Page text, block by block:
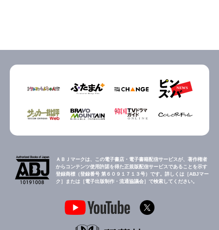
ＡＢＪマークは、この電子書店・電子書籍配信サービスが、著作権者
からコンテンツ使用許諾を得た正規版配信サービスであることを示す
登録商標（登録番号 第６０９１７１３号）です。詳しくは［ABJマー
ク］または［電子出版制作・流通協議会］で検索してください。